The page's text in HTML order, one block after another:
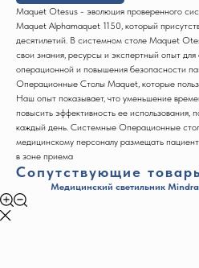
Maquet Otesus - эволюция проверенного
Maquet Alphamaquet 1150, который
десятилетий. В системном столе Maquet
свои знания, ресурсы и экспертный опыт
операционной и повышения безопасности
Операционные Столы Maquet, которые
Наш опыт показывает, что уменьшение
повысить эффективность ее использования,
каждый день. Системные Операционные
медицинскому персоналу размещать
в зоне приема
Сопутствующие
Медицинский светильник